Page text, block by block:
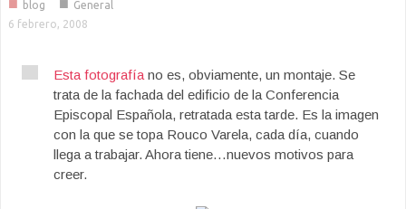
blog
General
6 febrero, 2008
Esta fotografía no es, obviamente, un montaje. Se
trata de la fachada del edificio de la Conferencia
Episcopal Española, retratada esta tarde. Es la imagen
con la que se topa Rouco Varela, cada día, cuando
llega a trabajar. Ahora tiene…nuevos motivos para
creer.